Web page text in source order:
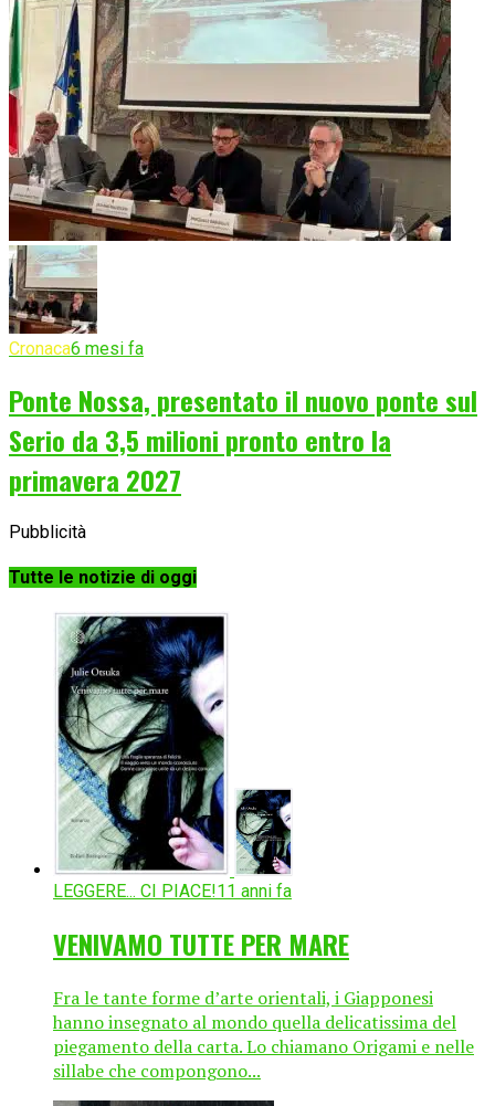
Cronaca6 mesi fa
Ponte Nossa, presentato il nuovo ponte sul
Serio da 3,5 milioni pronto entro la
primavera 2027
Pubblicità
Tutte le notizie di oggi
LEGGERE... CI PIACE!11 anni fa
VENIVAMO TUTTE PER MARE
Fra le tante forme d’arte orientali, i Giapponesi
hanno insegnato al mondo quella delicatissima del
piegamento della carta. Lo chiamano Origami e nelle
sillabe che compongono...